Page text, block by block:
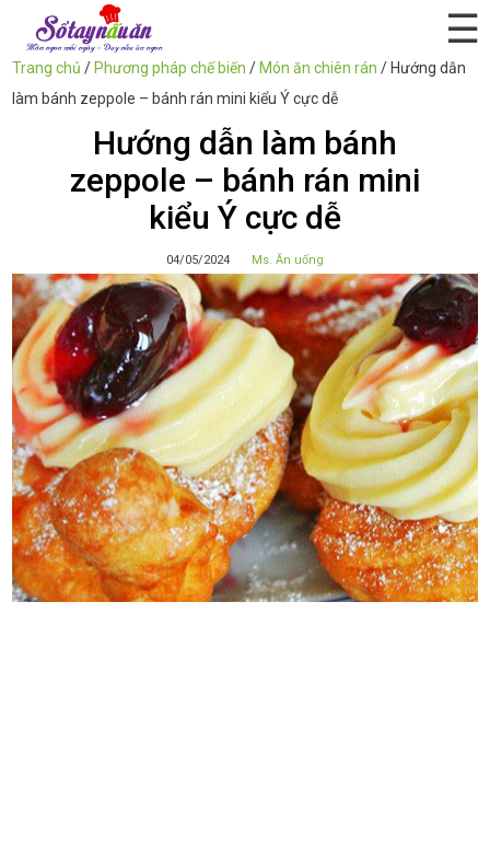
☰
Trang chủ / Phương pháp chế biến / Món ăn chiên rán / Hướng dẫn
làm bánh zeppole – bánh rán mini kiểu Ý cực dễ
Hướng dẫn làm bánh
zeppole – bánh rán mini
kiểu Ý cực dễ
04/05/2024 Ms. Ăn uống